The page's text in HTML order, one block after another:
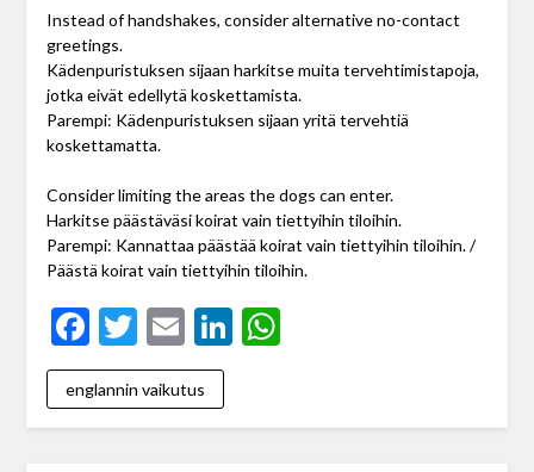
Instead of handshakes, consider alternative no-contact
greetings.
Kädenpuristuksen sijaan harkitse muita tervehtimistapoja,
jotka eivät edellytä koskettamista.
Parempi: Kädenpuristuksen sijaan yritä tervehtiä
koskettamatta.
Consider limiting the areas the dogs can enter.
Harkitse päästäväsi koirat vain tiettyihin tiloihin.
Parempi: Kannattaa päästää koirat vain tiettyihin tiloihin. /
Päästä koirat vain tiettyihin tiloihin.
Facebook
Twitter
EmailLinkedIn
WhatsApp
englannin vaikutus